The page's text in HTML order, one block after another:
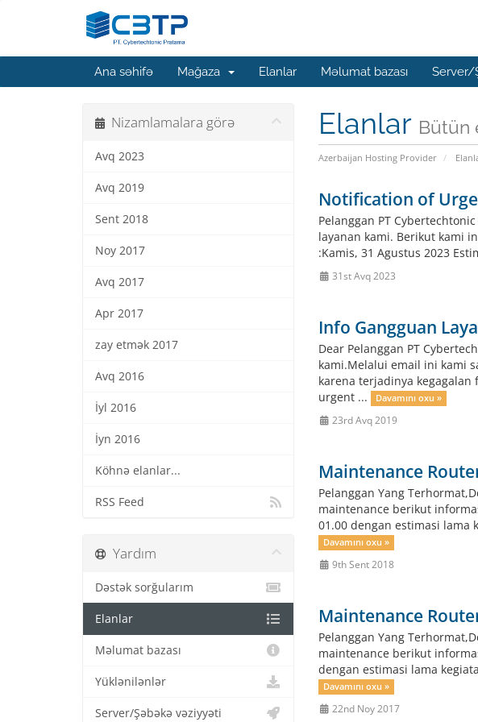
Ana səhifə Mağaza Elanlar Məlumat bazası Server/
Elanlar Bütün
Azerbaijan Hosting Provider
Nizamlamalara görə
Avq 2023
Avq 2019
Sent 2018
Noy 2017
Avq 2017
Apr 2017
zay etmək 2017
Avq 2016
İyl 2016
İyn 2016
Köhnə elanlar...
RSS Feed
Notification of
Pelanggan PT
layanan kami. Berikut kami
:Kamis, 31 Agustus 2023
31st Avq 2023
Info Gangguan
Dear Pelanggan PT
kami.Melalui email ini kami
karena terjadinya
urgent ...
Davamını oxu »
23rd Avq 2019
Maintenance
Pelanggan Yang
maintenance berikut
01.00 dengan estimasi lama
Davamını oxu »
9th Sent 2018
Maintenance
Pelanggan Yang
maintenance berikut
dengan estimasi lama
Davamını oxu »
22nd Noy 2017
Yardım
Dəstək sorğularım
Elanlar
Məlumat bazası
Yüklənilənlər
Server/Şəbəkə vəziyyəti